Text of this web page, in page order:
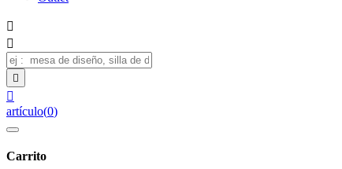




artículo(0)
Carrito